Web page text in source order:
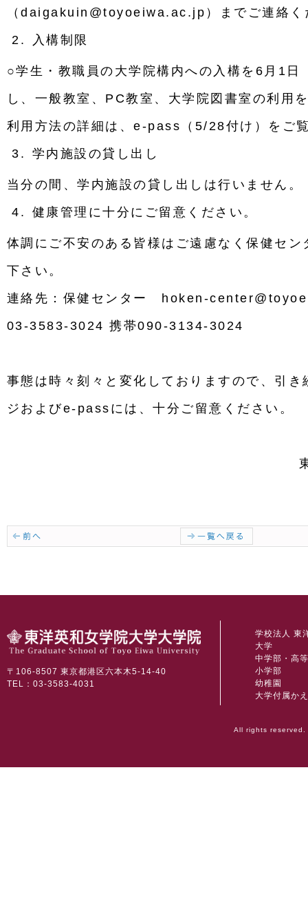
（daigakuin@toyoeiwa.ac.jp ）までご連絡
入構制限
○学生・教職員の大学院構内への入構を 6 月 1 日
し、一般教室、 PC教室、大学院図書室の利用
利用方法の詳細は、e-pass （ 5/28付け）をご
学内施設の貸し出し
当分の間、学内施設の貸し出しは行いません。
健康管理に十分にご留意ください。
体調にご不安のある皆様はご遠慮なく保健セン
下さい。
連絡先：保健センター hoken-
03-3583-3024 携帯090-3134-3024
事態は時々刻々と変化しておりますので、引き
ジおよびe-passには、十分ご留意ください。
〒106-8507 東京都港区六本木5-14-40
TEL：03-3583-4031
学校法人 東
大学
中学部・高
小学部
幼稚園
大学付属か
All rights reserved.